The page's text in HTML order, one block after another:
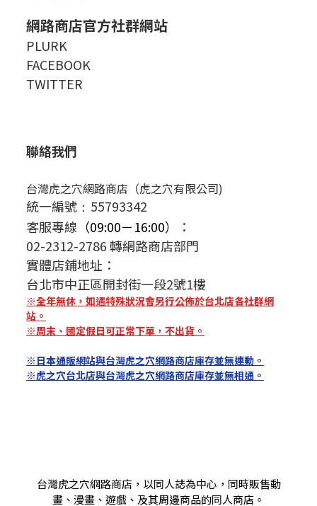
網路商店官方社群網站
PLURK
FACEBOOK
TWITTER
聯絡我們
台灣虎之穴網路商店（虎之穴有限公司)
統一編號 ： 55793342
客服專線 （09:00－16:00）
：
02-2312-2786 轉網路商店部門
實體店鋪地址：
台北市中正區開封街一段2號1樓
※全年無休，如遇特殊狀況會另行公佈於台北店各社群網
站。
※周末、國定假日可正常下單，不出貨。
※日本通販網站與台灣虎之穴網路商店庫存並無連動。
※虎之穴台北店與台灣虎之穴網路商店庫存並無相通。
台灣虎之穴網路商店，以同人誌為中心，同時販售動
畫、漫畫、遊戲、及其周邊商品的同人商店。